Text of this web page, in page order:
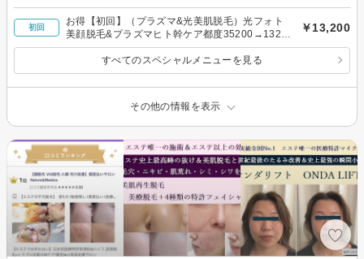
初回
お得【初回】（プラズマ&光美肌脱毛）光フォト
美顔脱毛&プラズマヒト幹ケア都度35200→13200
円
￥13,200
すべてのスペシャルメニューを見る
その他の情報を表示